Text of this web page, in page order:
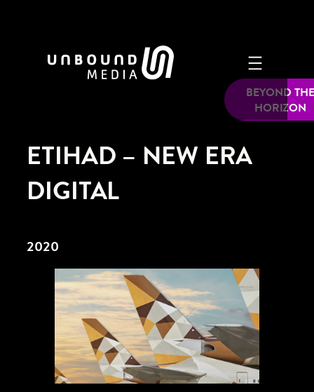
springen
ETIHAD – NEW ERA
DIGITAL
2020
BEYOND THE
HORIZON